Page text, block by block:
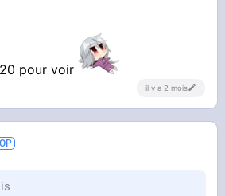
pour voir
il y a 2 mois